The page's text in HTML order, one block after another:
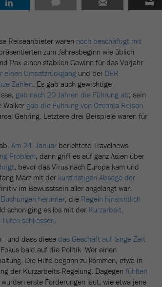
Reiseanbieter waren noch beschäftigt mit
zum Jahresbeginn wie üblich
Pax einen stabilen Gewinn für das Vorjahr
Umsatzrückgang und bei DER
Zahlen. Es gab auch gewichtige
gab nach 20 Jahren die Führung ab; sein
Walker gab die Führung von Ozeania Reisen
Gehring. Letztere drei Beispiele waren für
Am 24. Januar berichtete Travelnews
Problem, dann griff es auf ganz Asien über
, bevor das Virus nach Europa kam und
März mit der kurzfristigen Absage der
im Bewusstsein aller angelangt war.
herunter, die Regeln hinsichtlich
schon ging es los mit der Kurzarbeit.
schliessen.
- und dass diese das Geschäft auf lange Zeit
bald auf die Politik. Wer einen
Die Hilfe begann zu kommen, etwa in
der Kurzarbeits-Regelung. Dagegen fühlten
wurden erste Forderungen laut, wie etwa jene